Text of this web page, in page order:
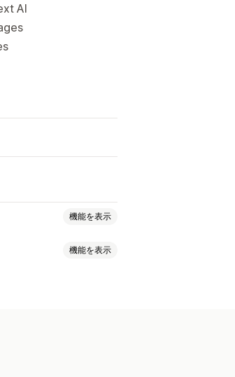
AI
機能を表示
機能を表示